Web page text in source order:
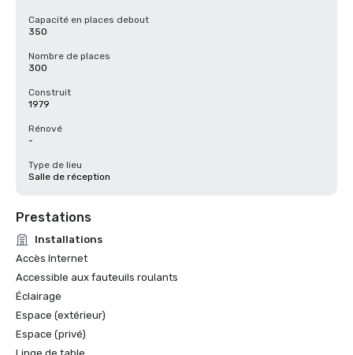
Capacité en places debout
350
Nombre de places
300
Construit
1979
Rénové
-
Type de lieu
Salle de réception
Prestations
Installations
Accès Internet
Accessible aux fauteuils roulants
Éclairage
Espace (extérieur)
Espace (privé)